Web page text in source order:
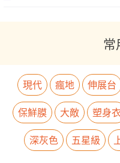
常
現代 瘋地 伸展台
保鮮膜
大敵 塑身衣
深灰色
五星級